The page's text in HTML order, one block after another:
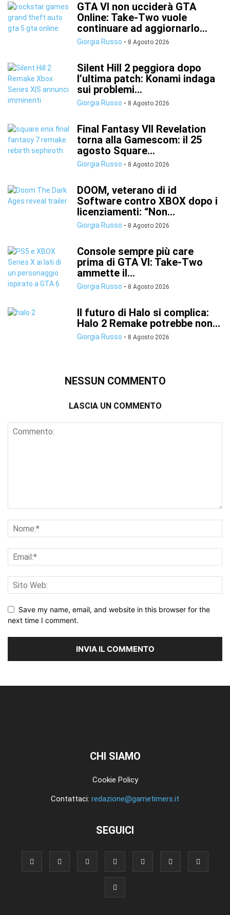
GTA VI non ucciderà GTA
Online: Take-Two vuole
continuare ad aggiornarlo...
Giorgia Russo - 8 Agosto 2026
Silent Hill 2 peggiora dopo
l’ultima patch: Konami indaga
sui problemi...
Giorgia Russo - 8 Agosto 2026
Final Fantasy VII Revelation
torna alla Gamescom: il 25
agosto Square...
Giorgia Russo - 8 Agosto 2026
DOOM, veterano di id
Software contro XBOX dopo i
licenziamenti: “Non...
Giorgia Russo - 8 Agosto 2026
Console sempre più care
prima di GTA VI: Take-Two
ammette il...
Giorgia Russo - 8 Agosto 2026
Il futuro di Halo si complica:
Halo 2 Remake potrebbe non...
Giorgia Russo - 8 Agosto 2026
NESSUN COMMENTO
LASCIA UN COMMENTO
Save my name, email, and website in this browser for the
next time I comment.
CHI SIAMO
Cookie Policy
Contattaci: redazione@gametimers.it
SEGUICI